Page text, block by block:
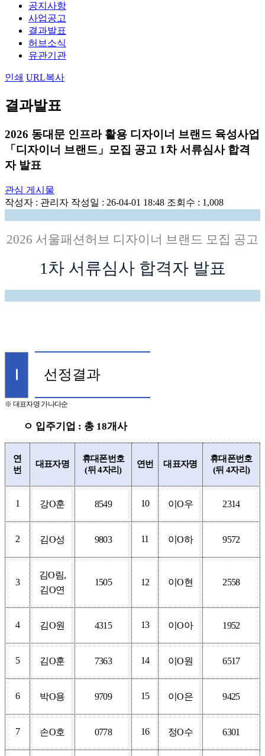
공지사항
사업공고
결과발표
허브소식
유관기관
인쇄 URL복사
결과발표
2026 동대문 인프라 활용 디자이너 브랜드 육성사업
「디자이너 브랜드」모집 공고 1차 서류심사 합격
자 발표
관심 게시물
작성자 : 관리자 작성일 : 26-04-01 18:48 조회수 : 1,008
2026 서울패션허브 디자이너 브랜드 모집 공고
1 차 서류심사 합격자 발표
선정결과
※ 대표자명 가나다순
ㅇ 입주기업 : 총 18개사
연
번
대표자명
휴대폰번호
(뒤4자리)
연번 대표자명
휴대폰번호
(뒤 4자리)
1 강O훈 8549 10 이O우 2314
2 김O성 9803 11 이O하 9572
3
김O림,
김O연
1505 12 이O현 2558
4 김O원 4315 13 이O아 1952
5 김O훈 7363 14 이O원 6517
6 박O용 9709 15 이O은 9425
7 손O호 0778 16 정O수 6301